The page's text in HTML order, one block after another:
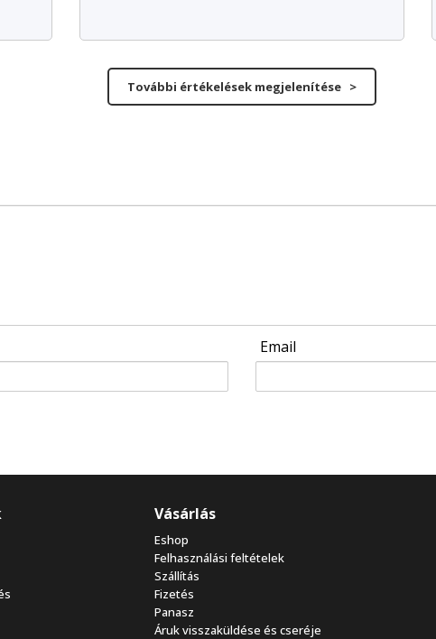
További értékelések megjelenítése >
Email
Vásárlás
Eshop
Felhasználási feltételek
Szállítás
Fizetés
Panasz
Áruk visszaküldése és cseréje